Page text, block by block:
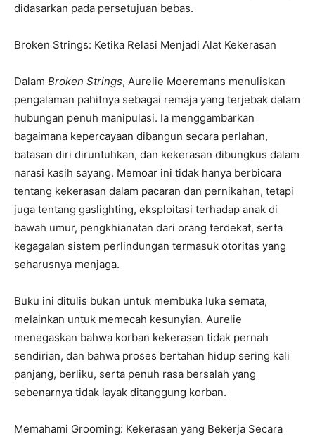
didasarkan pada persetujuan bebas.
Broken Strings: Ketika Relasi Menjadi Alat Kekerasan
Dalam Broken Strings, Aurelie Moeremans menuliskan
pengalaman pahitnya sebagai remaja yang terjebak dalam
hubungan penuh manipulasi. Ia menggambarkan
bagaimana kepercayaan dibangun secara perlahan,
batasan diri diruntuhkan, dan kekerasan dibungkus dalam
narasi kasih sayang. Memoar ini tidak hanya berbicara
tentang kekerasan dalam pacaran dan pernikahan, tetapi
juga tentang gaslighting, eksploitasi terhadap anak di
bawah umur, pengkhianatan dari orang terdekat, serta
kegagalan sistem perlindungan termasuk otoritas yang
seharusnya menjaga.
Buku ini ditulis bukan untuk membuka luka semata,
melainkan untuk memecah kesunyian. Aurelie
menegaskan bahwa korban kekerasan tidak pernah
sendirian, dan bahwa proses bertahan hidup sering kali
panjang, berliku, serta penuh rasa bersalah yang
sebenarnya tidak layak ditanggung korban.
Memahami Grooming: Kekerasan yang Bekerja Secara